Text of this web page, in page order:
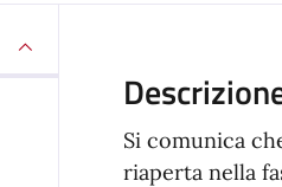
Si comunica
riaperta nella